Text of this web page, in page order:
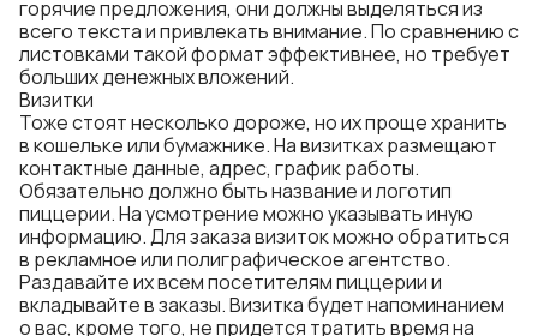
горячие предложения, они должны выделяться из
всего текста и привлекать внимание. По сравнению с
листовками такой формат эффективнее, но требует
больших денежных вложений.
Визитки
Тоже стоят несколько дороже, но их проще хранить
в кошельке или бумажнике. На визитках размещают
контактные данные, адрес, график работы.
Обязательно должно быть название и логотип
пиццерии. На усмотрение можно указывать иную
информацию. Для заказа визиток можно обратиться
в рекламное или полиграфическое агентство.
Раздавайте их всем посетителям пиццерии и
вкладывайте в заказы. Визитка будет напоминанием
о вас, кроме того, не придется тратить время на